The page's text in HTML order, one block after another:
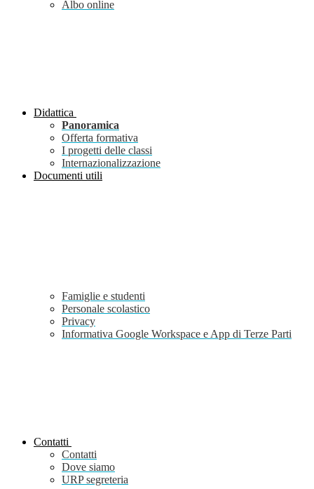
Albo online
Didattica
Panoramica
Offerta formativa
I progetti delle classi
Internazionalizzazione
Documenti utili
Famiglie e studenti
Personale scolastico
Privacy
Informativa Google Workspace e App di Terze Parti
Contatti
Contatti
Dove siamo
URP segreteria